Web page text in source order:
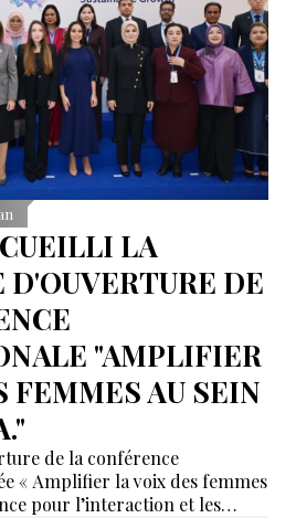
LA
DE
"AMPLIFIER
FEMMES AU SEIN
de la conférence
« Amplifier la voix des femmes
pour l’interaction et les